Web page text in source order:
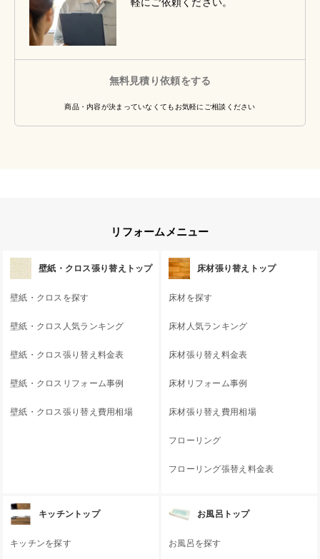
軽にご依頼ください。
無料見積り依頼をする
商品・内容が決まっていなくてもお気軽にご相談ください
リフォームメニュー
壁紙・クロス張り替えトップ
壁紙・クロスを探す
壁紙・クロス人気ランキング
壁紙・クロス張り替え料金表
壁紙・クロスリフォーム事例
壁紙・クロス張り替え費用相場
床材張り替えトップ
床材を探す
床材人気ランキング
床材張り替え料金表
床材リフォーム事例
床材張り替え費用相場
フローリング
フローリング張替え料金表
キッチントップ
キッチンを探す
お風呂トップ
お風呂を探す